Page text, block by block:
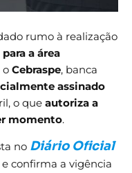
rumo à realização
a área
o Cebraspe, banca
assinado
o que autoriza a
momento.
no Diário Oficial
confirma a vigência